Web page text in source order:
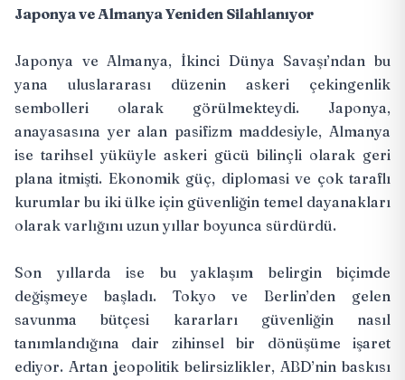
Japonya ve Almanya Yeniden Silahlanıyor
Japonya ve Almanya, İkinci Dünya Savaşı’ndan bu
yana uluslararası düzenin askeri çekingenlik
sembolleri olarak görülmekteydi. Japonya,
anayasasına yer alan pasifizm maddesiyle, Almanya
ise tarihsel yüküyle askeri gücü bilinçli olarak geri
plana itmişti. Ekonomik güç, diplomasi ve çok taraflı
kurumlar bu iki ülke için güvenliğin temel dayanakları
olarak varlığını uzun yıllar boyunca sürdürdü.
Son yıllarda ise bu yaklaşım belirgin biçimde
değişmeye başladı. Tokyo ve Berlin’den gelen
savunma bütçesi kararları güvenliğin nasıl
tanımlandığına dair zihinsel bir dönüşüme işaret
ediyor. Artan jeopolitik belirsizlikler, ABD’nin baskısı